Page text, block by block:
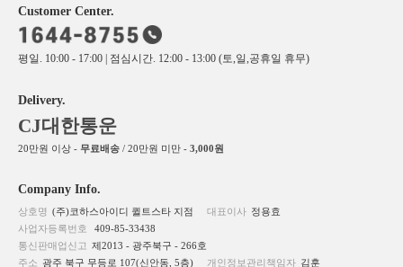
Customer Center.
평일. 10:00 - 17:00 | 점심시간. 12:00 - 13:00 (토,일,공휴일 휴무)
Delivery.
CJ대한통운
20만원 이상 - 무료배송 / 20만원 미만 - 3,000원
Company Info.
상호명 (주)코하스아이디 퀼트스타 지점 대표이사 정용효
사업자등록번호
409-85-33438
통신판매업신고 제2013 - 광주북구 - 266호
주소 광주 북구 무등로 107(신안동, 5층) 개인정보관리책임자 김훈